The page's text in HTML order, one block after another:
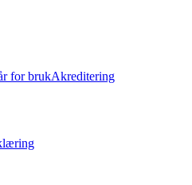
for brukAkreditering